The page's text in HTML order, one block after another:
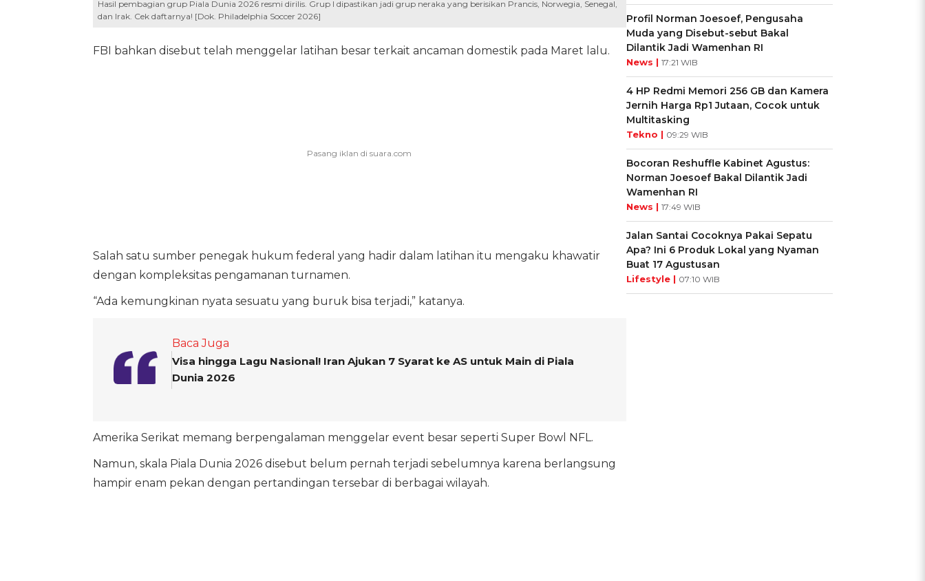
Hasil pembagian grup Piala Dunia 2026 resmi dirilis. Grup I dipastikan jadi grup neraka yang berisikan Prancis, Norwegia, Senegal,
dan Irak. Cek daftarnya! [Dok. Philadelphia Soccer 2026]
FBI bahkan disebut telah menggelar latihan besar terkait ancaman domestik pada Maret lalu.
Salah satu sumber penegak hukum federal yang hadir dalam latihan itu mengaku khawatir
dengan kompleksitas pengamanan turnamen.
“Ada kemungkinan nyata sesuatu yang buruk bisa terjadi,” katanya.
Baca Juga
Visa hingga Lagu Nasional! Iran Ajukan 7 Syarat ke AS untuk Main di Piala
Dunia 2026
Amerika Serikat memang berpengalaman menggelar event besar seperti Super Bowl NFL.
Namun, skala Piala Dunia 2026 disebut belum pernah terjadi sebelumnya karena berlangsung
hampir enam pekan dengan pertandingan tersebar di berbagai wilayah.
Profil Norman Joesoef, Pengusaha
Muda yang Disebut-sebut Bakal
Dilantik Jadi Wamenhan RI
News | 17:21 WIB
4 HP Redmi Memori 256 GB dan Kamera
Jernih Harga Rp1 Jutaan, Cocok untuk
Multitasking
Tekno | 09:29 WIB
Bocoran Reshuffle Kabinet Agustus:
Norman Joesoef Bakal Dilantik Jadi
Wamenhan RI
News | 17:49 WIB
Jalan Santai Cocoknya Pakai Sepatu
Apa? Ini 6 Produk Lokal yang Nyaman
Buat 17 Agustusan
Lifestyle | 07:10 WIB